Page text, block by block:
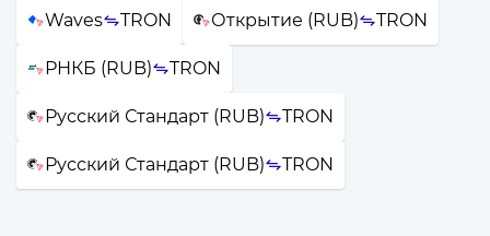
Waves TRON Открытие (RUB) TRON
РНКБ (RUB) TRON
Русский Стандарт (RUB) TRON
Русский Стандарт (RUB) TRON